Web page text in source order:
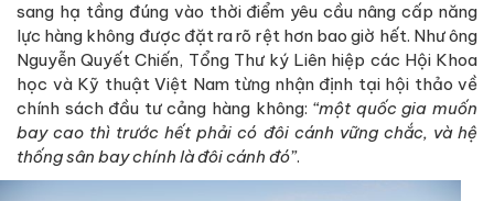
sang hạ tầng đúng vào thời điểm yêu cầu nâng cấp năng
lực hàng không được đặt ra rõ rệt hơn bao giờ hết. Như ông
Nguyễn Quyết Chiến, Tổng Thư ký Liên hiệp các Hội Khoa
học và Kỹ thuật Việt Nam từng nhận định tại hội thảo về
chính sách đầu tư cảng hàng không: “một quốc gia muốn
bay cao thì trước hết phải có đôi cánh vững chắc, và hệ
thống sân bay chính là đôi cánh đó”.